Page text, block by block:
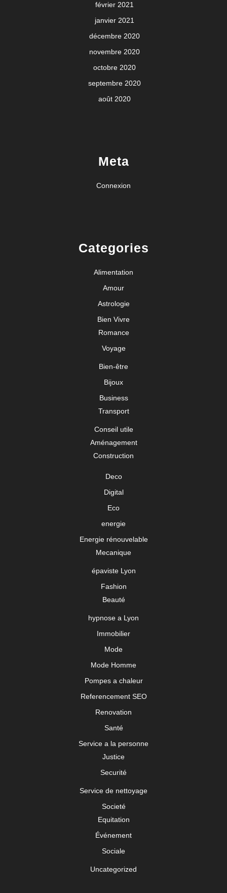
février 2021
janvier 2021
décembre 2020
novembre 2020
octobre 2020
septembre 2020
août 2020
Meta
Connexion
Categories
Alimentation
Amour
Astrologie
Bien Vivre
Romance
Voyage
Bien-être
Bijoux
Business
Transport
Conseil utile
Aménagement
Construction
Deco
Digital
Eco
energie
Energie rénouvelable
Mecanique
épaviste Lyon
Fashion
Beauté
hypnose a Lyon
Immobilier
Mode
Mode Homme
Pompes a chaleur
Referencement SEO
Renovation
Santé
Service a la personne
Justice
Securité
Service de nettoyage
Societé
Equitation
Événement
Sociale
Uncategorized